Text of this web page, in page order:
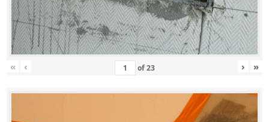
« ‹ of23 › »